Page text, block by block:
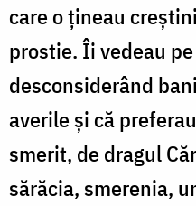
care o țineau
prostie. Îi vedeau
desconsiderând
averile și că
smerit, de dragul
sărăcia, smerenia,